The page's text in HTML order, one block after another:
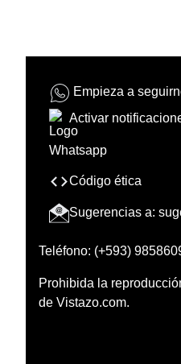
Empieza a
Activar
Código ética
Sugerencias a:
Teléfono: (+593)
Prohibida la
de Vistazo.com.